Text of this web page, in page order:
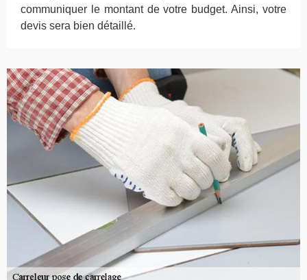
communiquer le montant de votre budget. Ainsi, votre
devis sera bien détaillé.